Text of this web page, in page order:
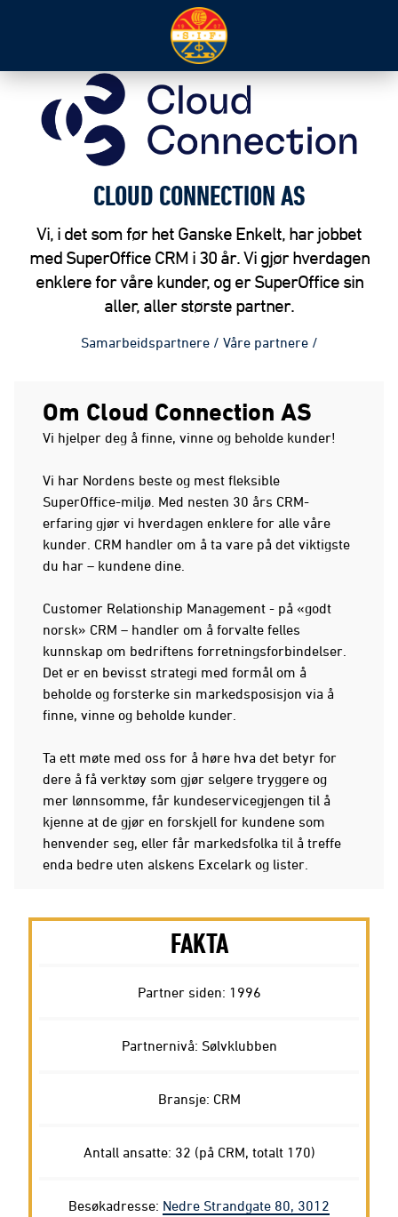
CLOUD CONNECTION AS
Vi, i det som før het Ganske Enkelt, har jobbet
med SuperOffice CRM i 30 år. Vi gjør hverdagen
enklere for våre kunder, og er SuperOffice sin
aller, aller største partner.
Samarbeidspartnere / Våre partnere /
Om Cloud Connection AS
Vi hjelper deg å finne, vinne og beholde kunder!
Vi har Nordens beste og mest fleksible
SuperOffice-miljø. Med nesten 30 års CRM-
erfaring gjør vi hverdagen enklere for alle våre
kunder. CRM handler om å ta vare på det viktigste
du har – kundene dine.
Customer Relationship Management - på «godt
norsk» CRM – handler om å forvalte felles
kunnskap om bedriftens forretningsforbindelser.
Det er en bevisst strategi med formål om å
beholde og forsterke sin markedsposisjon via å
finne, vinne og beholde kunder.
Ta ett møte med oss for å høre hva det betyr for
dere å få verktøy som gjør selgere tryggere og
mer lønnsomme, får kundeservicegjengen til å
kjenne at de gjør en forskjell for kundene som
henvender seg, eller får markedsfolka til å treffe
enda bedre uten alskens Excelark og lister.
FAKTA
Partner siden: 1996
Partnernivå: Sølvklubben
Bransje: CRM
Antall ansatte: 32 (på CRM, totalt 170)
Besøkadresse: Nedre Strandgate 80, 3012